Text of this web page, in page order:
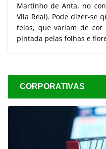
Martinho de Anta, no
Vila Real). Pode dizer-se
telas, que variam de cor
pintada pelas folhas e
CORPORATIVAS